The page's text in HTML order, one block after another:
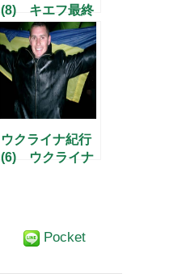
(8) キエフ最終
日
ウクライナ紀行
(6) ウクライナ
Pocket